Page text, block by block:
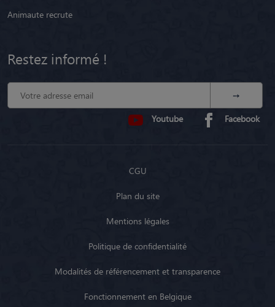
Animaute recrute
Restez informé !
Youtube Facebook
CGU
Plan du site
Mentions légales
Politique de confidentialité
Modalités de référencement et transparence
Fonctionnement en Belgique